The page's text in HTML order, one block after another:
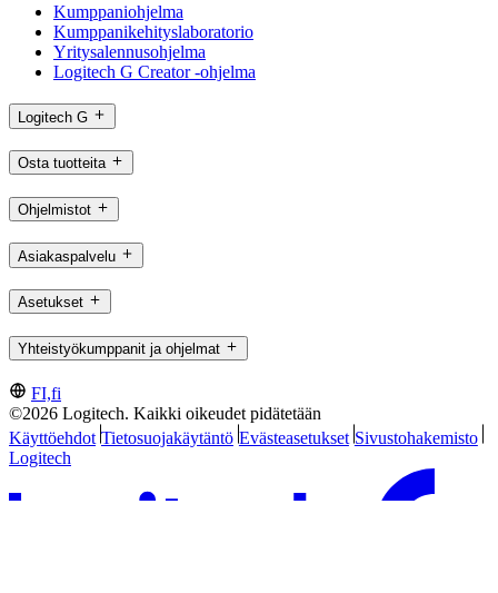
Kumppaniohjelma
Kumppanikehityslaboratorio
Yritysalennusohjelma
Logitech G Creator -ohjelma
Logitech G
Osta tuotteita
Ohjelmistot
Asiakaspalvelu
Asetukset
Yhteistyökumppanit ja ohjelmat
FI,fi
©2026 Logitech. Kaikki oikeudet pidätetään
Käyttöehdot Tietosuojakäytäntö Evästeasetukset Sivustohakemisto
Logitech